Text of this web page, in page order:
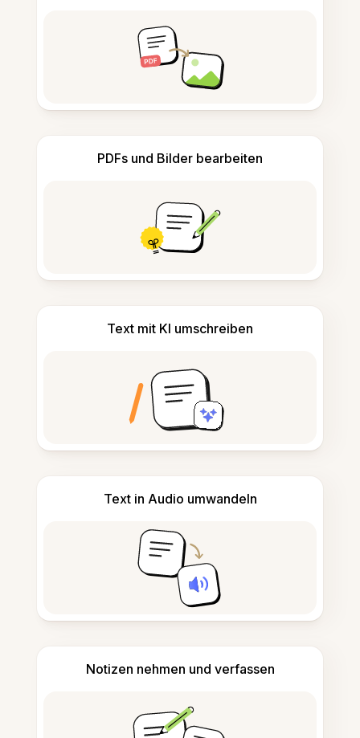
PDFs und Bilder bearbeiten
Text mit KI umschreiben
Text in Audio umwandeln
Notizen nehmen und verfassen